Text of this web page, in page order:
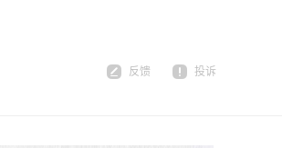
反馈 投诉